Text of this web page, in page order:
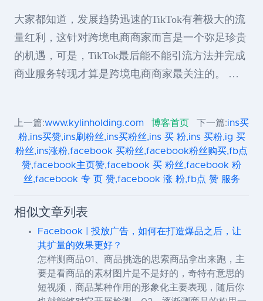
大家都知道，发展趋势迅速的TikTok有着极大的流
量红利，这针对跨境电商商家而言是一个弥足珍贵
的机遇，可是，TikTok最后能不能引流方法并完成
商业服务转现才算是跨境电商商家最关注的。 …
上一篇:www.kylinholding.com 博客首页 下一篇:ins买
粉,ins买赞,ins刷粉丝,ins买粉丝,ins 买 粉,ins 买粉,ig 买
粉丝,ins涨粉,facebook 买粉丝,facebook粉丝购买,fb点
赞,facebook主页赞,facebook 买 粉丝,facebook 粉
丝,facebook 专 页 赞,facebook 涨 粉,fb点 赞 服务
相似文章列表
Facebook | 投放广告，如何在打造爆品之后，让
其扩量的效果更好？
怎样测商品01、商品挑选的思索商品拿出来跑，主
要是看商品的素材图片是不是好的，奇特有意思的
短视频，商品某种作用的形象化主要表现，随后你